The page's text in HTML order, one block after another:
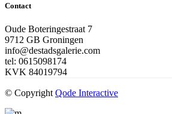
Contact
Oude Boteringestraat 7
9712 GB Groningen
info@destadsgalerie.com
tel: 0615098174
KVK 84019794
© Copyright Qode Interactive